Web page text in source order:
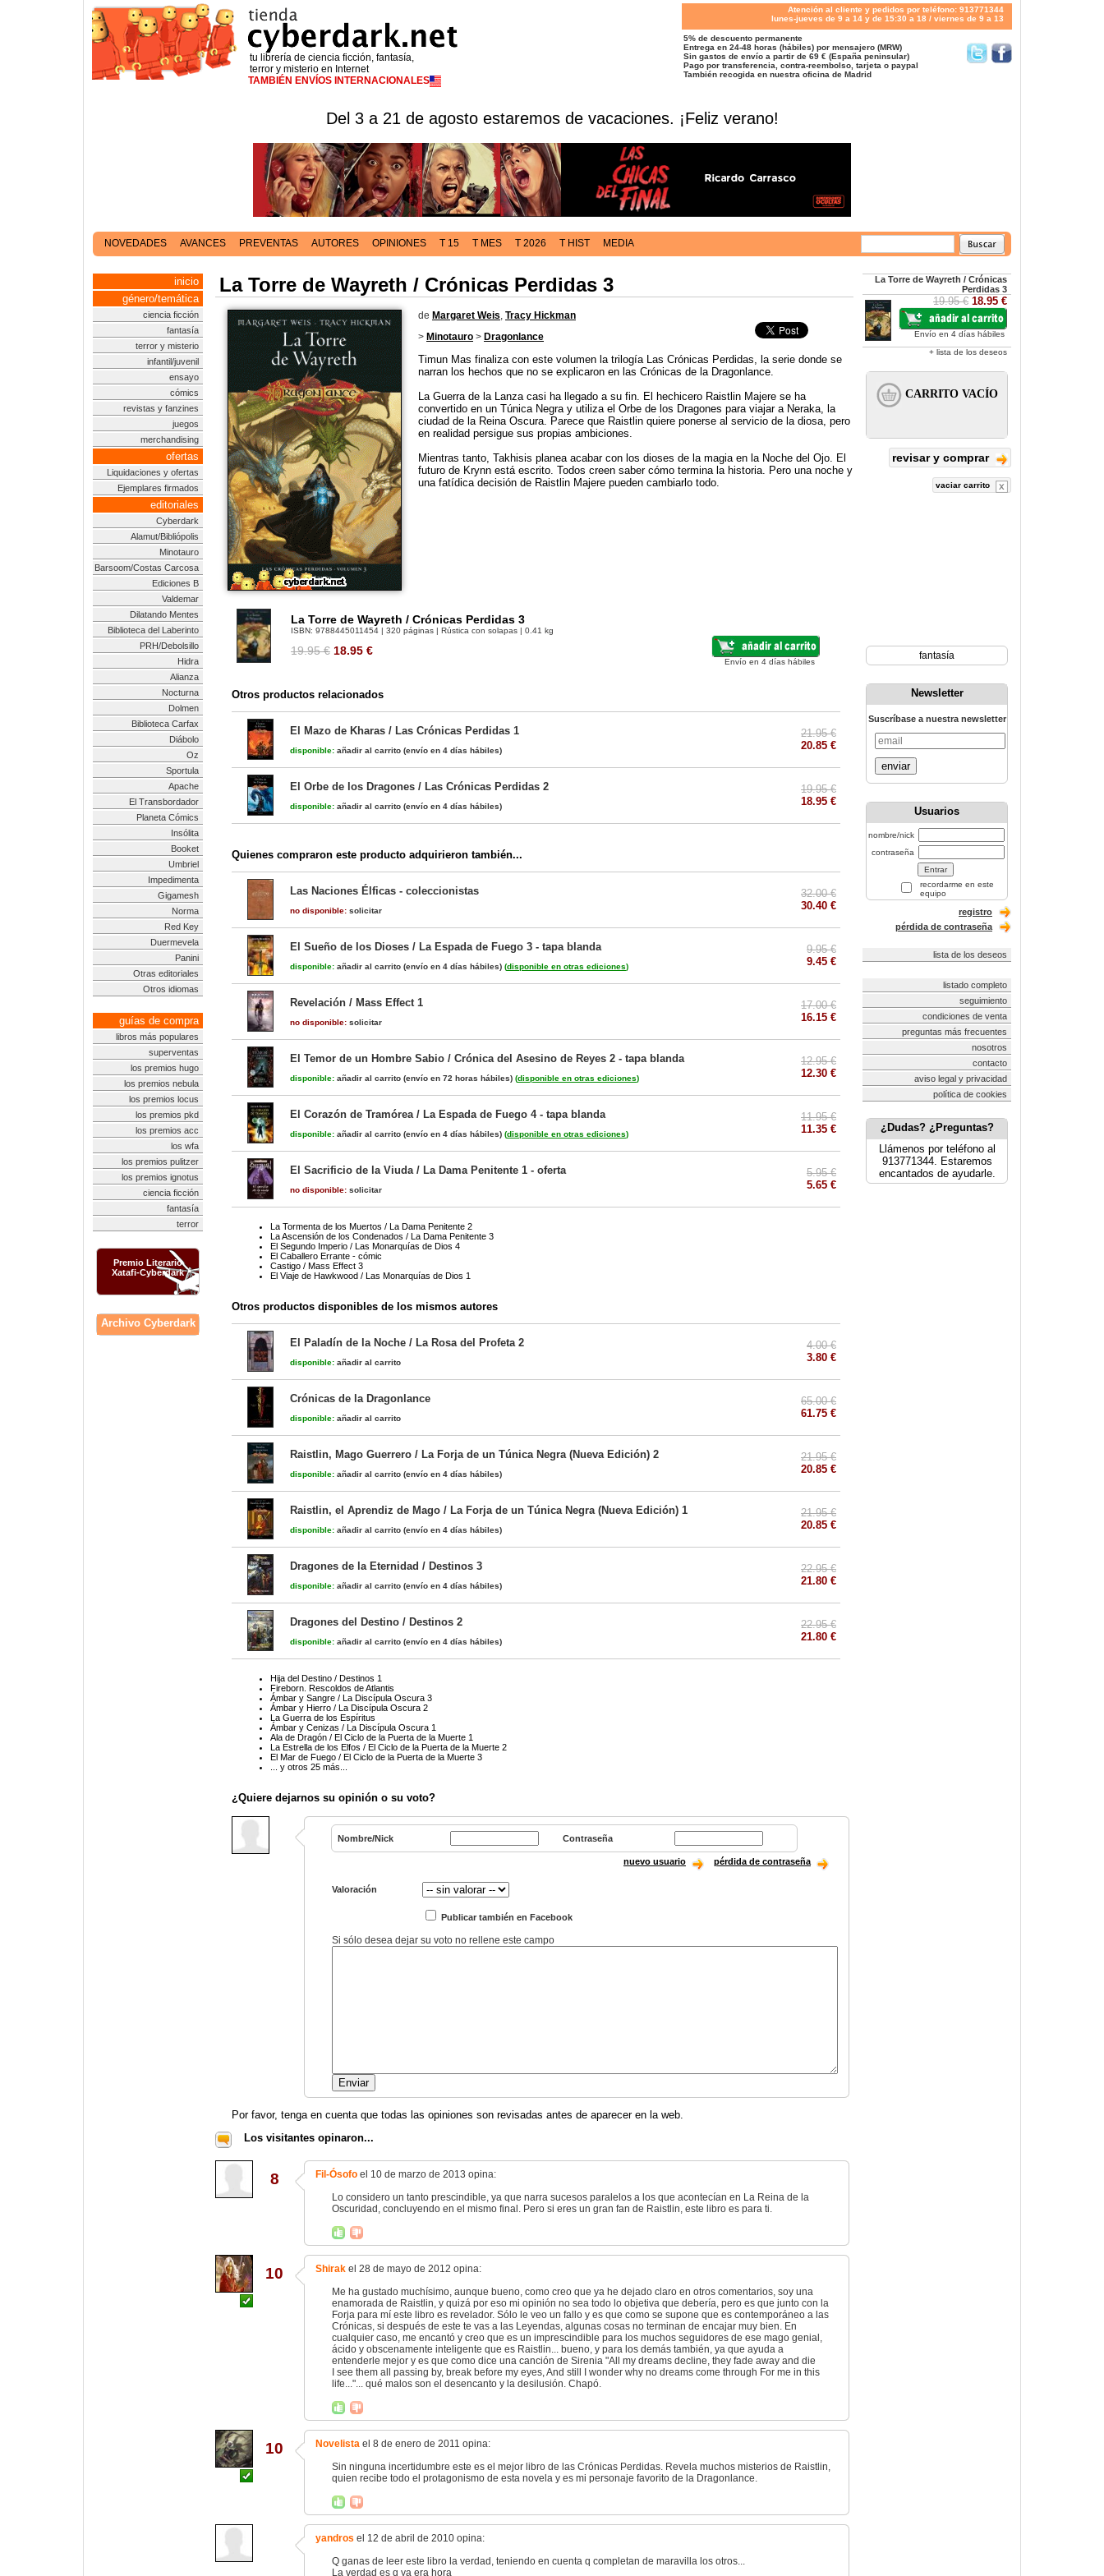
tu librería de ciencia ficción, fantasía,
terror y misterio en Internet
TAMBIÉN ENVÍOS INTERNACIONALES
Atención al cliente y pedidos por teléfono: 913771344
lunes-jueves de 9 a 14 y de 15:30 a 18 / viernes de 9 a 13
5% de descuento permanente
Entrega en 24-48 horas (hábiles) por mensajero (MRW)
Sin gastos de envío a partir de 69 € (España peninsular)
Pago por transferencia, contra-reembolso, tarjeta o paypal
También recogida en nuestra oficina de Madrid
Del 3 a 21 de agosto estaremos de vacaciones. ¡Feliz verano!
NOVEDADES AVANCES PREVENTAS AUTORES OPINIONES T 15 T MES T 2026 T HIST MEDIA
inicio
género/temática
ciencia ficción
fantasía
terror y misterio
infantil/juvenil
ensayo
cómics
revistas y fanzines
juegos
merchandising
ofertas
Liquidaciones y ofertas
Ejemplares firmados
editoriales
Cyberdark
Alamut/Bibliópolis
Minotauro
Barsoom/Costas Carcosa
Ediciones B
Valdemar
Dilatando Mentes
Biblioteca del Laberinto
PRH/Debolsillo
Hidra
Alianza
Nocturna
Dolmen
Biblioteca Carfax
Diábolo
Oz
Sportula
Apache
El Transbordador
Planeta Cómics
Insólita
Booket
Umbriel
Impedimenta
Gigamesh
Norma
Red Key
Duermevela
Panini
Otras editoriales
Otros idiomas
guías de compra
libros más populares
superventas
los premios hugo
los premios nebula
los premios locus
los premios pkd
los premios acc
los wfa
los premios pulitzer
los premios ignotus
ciencia ficción
fantasía
terror
Premio Literario
Xatafi-Cyberdark
Archivo Cyberdark
La Torre de Wayreth / Crónicas Perdidas 3
de Margaret Weis, Tracy Hickman
> Minotauro > Dragonlance
Timun Mas finaliza con este volumen la trilogía Las Crónicas Perdidas, la serie donde se
narran los hechos que no se explicaron en las Crónicas de la Dragonlance.
La Guerra de la Lanza casi ha llegado a su fin. El hechicero Raistlin Majere se ha
convertido en un Túnica Negra y utiliza el Orbe de los Dragones para viajar a Neraka, la
ciudad de la Reina Oscura. Parece que Raistlin quiere ponerse al servicio de la diosa, pero
en realidad persigue sus propias ambiciones.
Mientras tanto, Takhisis planea acabar con los dioses de la magia en la Noche del Ojo. El
futuro de Krynn está escrito. Todos creen saber cómo termina la historia. Pero una noche y
una fatídica decisión de Raistlin Majere pueden cambiarlo todo.
La Torre de Wayreth / Crónicas Perdidas 3
ISBN: 9788445011454 | 320 páginas | Rústica con solapas | 0.41 kg
19.95 € 18.95 €
Envío en 4 días hábiles
Otros productos relacionados
El Mazo de Kharas / Las Crónicas Perdidas 1
disponible: añadir al carrito (envío en 4 días hábiles)
21.95 €
20.85 €
El Orbe de los Dragones / Las Crónicas Perdidas 2
disponible: añadir al carrito (envío en 4 días hábiles)
19.95 €
18.95 €
Quienes compraron este producto adquirieron también...
Las Naciones Élficas - coleccionistas
no disponible: solicitar
32.00 €
30.40 €
El Sueño de los Dioses / La Espada de Fuego 3 - tapa blanda
disponible: añadir al carrito (envío en 4 días hábiles) (disponible en otras ediciones)
9.95 €
9.45 €
Revelación / Mass Effect 1
no disponible: solicitar
17.00 €
16.15 €
El Temor de un Hombre Sabio / Crónica del Asesino de Reyes 2 - tapa blanda
disponible: añadir al carrito (envío en 72 horas hábiles) (disponible en otras ediciones)
12.95 €
12.30 €
El Corazón de Tramórea / La Espada de Fuego 4 - tapa blanda
disponible: añadir al carrito (envío en 4 días hábiles) (disponible en otras ediciones)
11.95 €
11.35 €
El Sacrificio de la Viuda / La Dama Penitente 1 - oferta
no disponible: solicitar
5.95 €
5.65 €
La Tormenta de los Muertos / La Dama Penitente 2
La Ascensión de los Condenados / La Dama Penitente 3
El Segundo Imperio / Las Monarquías de Dios 4
El Caballero Errante - cómic
Castigo / Mass Effect 3
El Viaje de Hawkwood / Las Monarquías de Dios 1
Otros productos disponibles de los mismos autores
El Paladín de la Noche / La Rosa del Profeta 2
disponible: añadir al carrito
4.00 €
3.80 €
Crónicas de la Dragonlance
disponible: añadir al carrito
65.00 €
61.75 €
Raistlin, Mago Guerrero / La Forja de un Túnica Negra (Nueva Edición) 2
disponible: añadir al carrito (envío en 4 días hábiles)
21.95 €
20.85 €
Raistlin, el Aprendiz de Mago / La Forja de un Túnica Negra (Nueva Edición) 1
disponible: añadir al carrito (envío en 4 días hábiles)
21.95 €
20.85 €
Dragones de la Eternidad / Destinos 3
disponible: añadir al carrito (envío en 4 días hábiles)
22.95 €
21.80 €
Dragones del Destino / Destinos 2
disponible: añadir al carrito (envío en 4 días hábiles)
22.95 €
21.80 €
Hija del Destino / Destinos 1
Fireborn. Rescoldos de Atlantis
Ámbar y Sangre / La Discípula Oscura 3
Ámbar y Hierro / La Discípula Oscura 2
La Guerra de los Espíritus
Ámbar y Cenizas / La Discípula Oscura 1
Ala de Dragón / El Ciclo de la Puerta de la Muerte 1
La Estrella de los Elfos / El Ciclo de la Puerta de la Muerte 2
El Mar de Fuego / El Ciclo de la Puerta de la Muerte 3
... y otros 25 más...
¿Quiere dejarnos su opinión o su voto?
Nombre/Nick Contraseña
nuevo usuario pérdida de contraseña
Valoración
Publicar también en Facebook
Si sólo desea dejar su voto no rellene este campo
Por favor, tenga en cuenta que todas las opiniones son revisadas antes de aparecer en la web.
Los visitantes opinaron...
8 Fil-Ósofo el 10 de marzo de 2013 opina:
Lo considero un tanto prescindible, ya que narra sucesos paralelos a los que acontecían en La Reina de la
Oscuridad, concluyendo en el mismo final. Pero si eres un gran fan de Raistlin, este libro es para ti.
10 Shirak el 28 de mayo de 2012 opina:
Me ha gustado muchísimo, aunque bueno, como creo que ya he dejado claro en otros comentarios, soy una
enamorada de Raistlin, y quizá por eso mi opinión no sea todo lo objetiva que debería, pero es que junto con la
Forja para mí este libro es revelador. Sólo le veo un fallo y es que como se supone que es contemporáneo a las
Crónicas, si después de este te vas a las Leyendas, algunas cosas no terminan de encajar muy bien. En
cualquier caso, me encantó y creo que es un imprescindible para los muchos seguidores de ese mago genial,
ácido y obscenamente inteligente que es Raistlin... bueno, y para los demás también, ya que ayuda a
entenderle mejor y es que como dice una canción de Sirenia "All my dreams decline, they fade away and die
I see them all passing by, break before my eyes, And still I wonder why no dreams come through For me in this
life..."... qué malos son el desencanto y la desilusión. Chapó.
10 Novelista el 8 de enero de 2011 opina:
Sin ninguna incertidumbre este es el mejor libro de las Crónicas Perdidas. Revela muchos misterios de Raistlin,
quien recibe todo el protagonismo de esta novela y es mi personaje favorito de la Dragonlance.
yandros el 12 de abril de 2010 opina:
Q ganas de leer este libro la verdad, teniendo en cuenta q completan de maravilla los otros...
La verdad es q ya era hora
La Torre de Wayreth / Crónicas
Perdidas 3
19.95 € 18.95 €
Envío en 4 días hábiles
+ lista de los deseos
revisar y comprar
vaciar carrito
fantasía
Newsletter
Suscríbase a nuestra newsletter
enviar
Usuarios
nombre/nick
contraseña
recordarme en este
equipo
registro
pérdida de contraseña
lista de los deseos
listado completo
seguimiento
condiciones de venta
preguntas más frecuentes
nosotros
contacto
aviso legal y privacidad
política de cookies
¿Dudas? ¿Preguntas?
Llámenos por teléfono al
913771344. Estaremos
encantados de ayudarle.